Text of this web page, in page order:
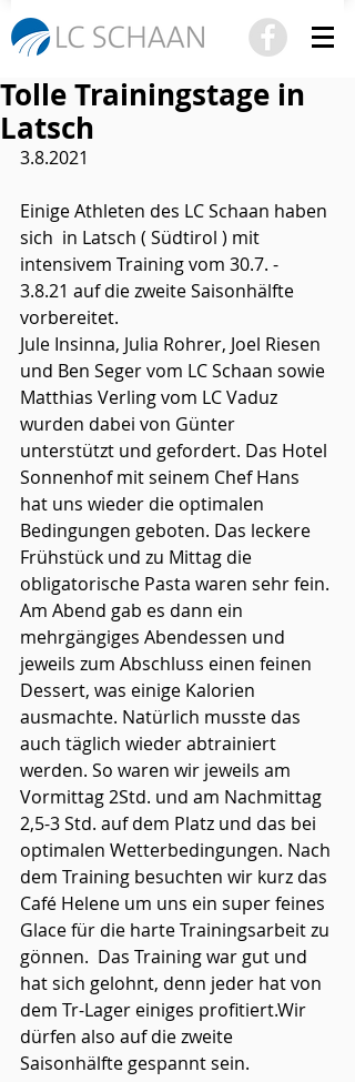
Tolle Trainingstage in
Latsch
3.8.2021
Einige Athleten des LC Schaan haben
sich  in Latsch ( Südtirol ) mit
intensivem Training vom 30.7. -
3.8.21 auf die zweite Saisonhälfte
vorbereitet.
Jule Insinna, Julia Rohrer, Joel Riesen
und Ben Seger vom LC Schaan sowie
Matthias Verling vom LC Vaduz
wurden dabei von Günter
unterstützt und gefordert. Das Hotel
Sonnenhof mit seinem Chef Hans
hat uns wieder die optimalen
Bedingungen geboten. Das leckere
Frühstück und zu Mittag die
obligatorische Pasta waren sehr fein.
Am Abend gab es dann ein
mehrgängiges Abendessen und
jeweils zum Abschluss einen feinen
Dessert, was einige Kalorien
ausmachte. Natürlich musste das
auch täglich wieder abtrainiert
werden. So waren wir jeweils am
Vormittag 2Std. und am Nachmittag
2,5-3 Std. auf dem Platz und das bei
optimalen Wetterbedingungen. Nach
dem Training besuchten wir kurz das
Café Helene um uns ein super feines
Glace für die harte Trainingsarbeit zu
gönnen.  Das Training war gut und
hat sich gelohnt, denn jeder hat von
dem Tr-Lager einiges profitiert.Wir
dürfen also auf die zweite
Saisonhälfte gespannt sein.